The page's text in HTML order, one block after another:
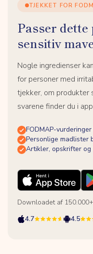
TJEKKET FOR
Passer
sensitiv
Nogle ingredienser
for personer med
tjekker, om produkter
svarene finder du i
FODMAP-
Personlige madlister
Artikler, opskrifter og
Downloadet af
4.7
4.5